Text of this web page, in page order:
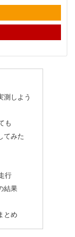
測しよう
も
てみた
行
結果
とめ